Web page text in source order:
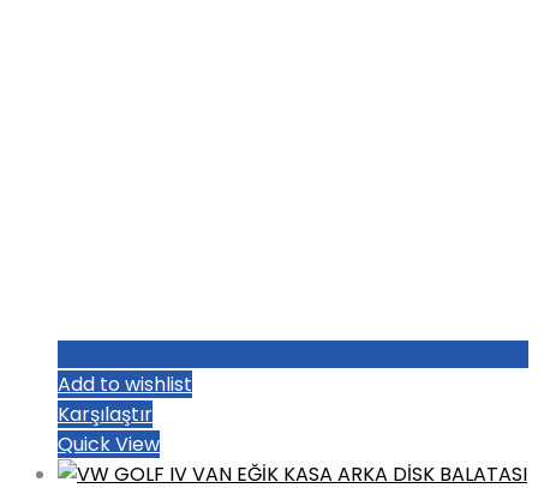
Add to wishlist
Karşılaştır
Quick View